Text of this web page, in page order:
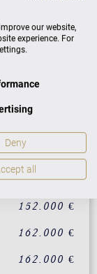
142.000 €
182.000 €
152.000 €
162.000 €
162.000 €
our website,
experience. For
Deny
all